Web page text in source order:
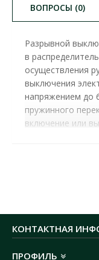
ВОПРОСЫ (0)
Разрывной
в
осуществления
выключения
напряжением до
пружинного
включение или
ВЫКЛЮЧАТЕЛЬ
РАЗРЫВНОЙ +
FLPS4003 )
КОНТАКТНАЯ
ПРОФИЛЬ